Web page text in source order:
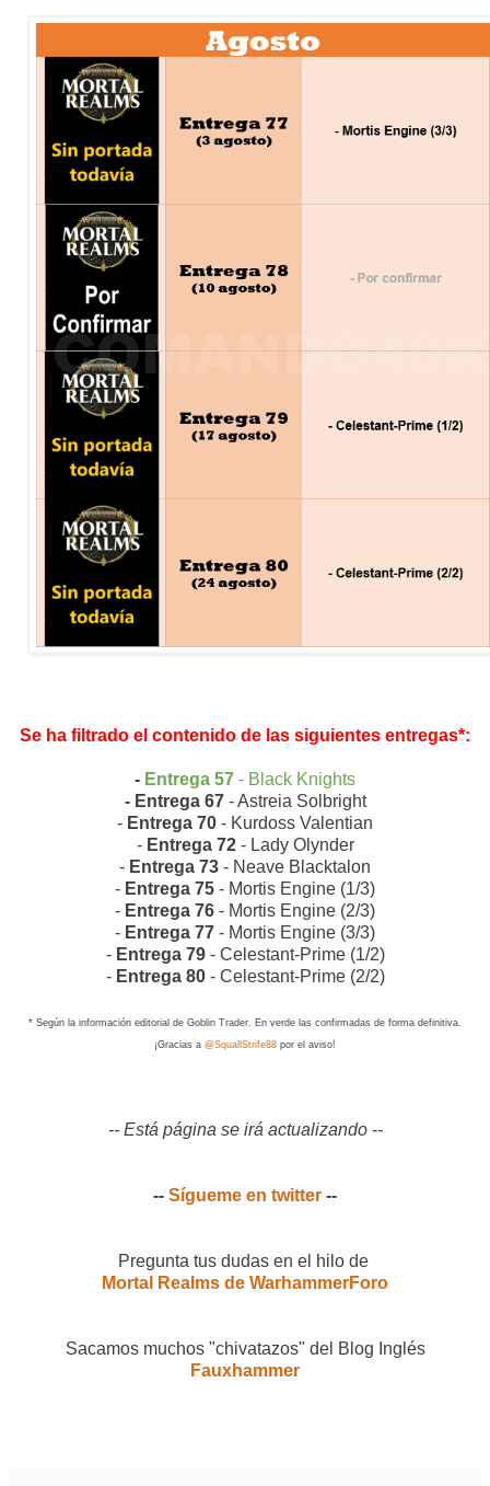
Se ha filtrado el contenido de las siguientes entregas*:
- Entrega 57 - Black Knights
- Entrega 67- Astreia Solbright
- Entrega 70 - Kurdoss Valentian
- Entrega 72- Lady Olynder
- Entrega 73 - Neave Blacktalon
- Entrega 75 - Mortis Engine (1/3)
- Entrega 76 - Mortis Engine (2/3)
- Entrega 77 - Mortis Engine (3/3)
- Entrega 79- Celestant-Prime (1/2)
- Entrega 80- Celestant-Prime (2/2)
* Según la información editorial de Goblin Trader. En verde las confirmadas de forma definitiva.
¡Gracias a @SquallStrife88 por el aviso!
-- Está página se irá actualizando --
-- Sígueme en twitter --
Pregunta tus dudas en el hilo de
Mortal Realms de WarhammerForo
Sacamos muchos "chivatazos" del Blog Inglés
Fauxhammer